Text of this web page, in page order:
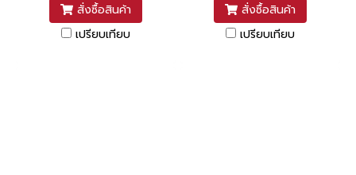
สั่งซื้อสินค้า
เปรียบเทียบ
สั่งซื้อสินค้า
เปรียบเทียบ